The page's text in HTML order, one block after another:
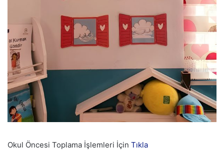
Okul Öncesi Toplama İşlemleri İçin Tıkla